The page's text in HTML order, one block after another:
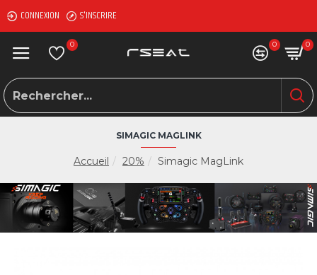
CONNEXION S'INSCRIRE
0 0 0
Accueil 20% Simagic MagLink
SIMAGIC MAGLINK